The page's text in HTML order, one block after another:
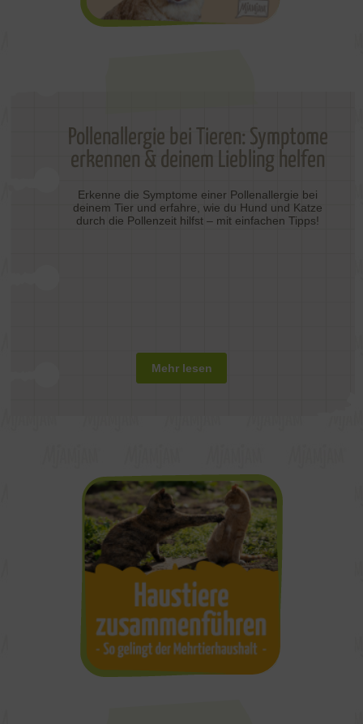
Pollenallergie bei Tieren: Symptome
erkennen & deinem Liebling helfen
Erkenne die Symptome einer Pollenallergie bei
deinem Tier und erfahre, wie du Hund und Katze
durch die Pollenzeit hilfst – mit einfachen Tipps!
Mehr lesen